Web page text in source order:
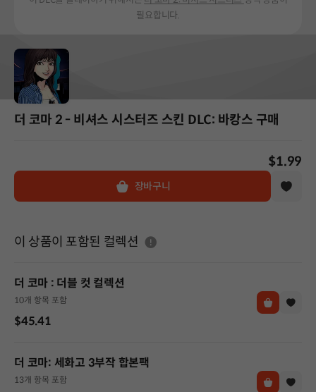
필요합니다.
더 코마 2 - 비셔스 시스터즈 스킨 DLC: 바캉스 구매
$1.99
장바구니
이 상품이 포함된 컬렉션 도움말
더 코마 : 더블 컷 컬렉션
10개 항목 포함
$45.41
더 코마: 세화고 3부작 합본팩
13개 항목 포함